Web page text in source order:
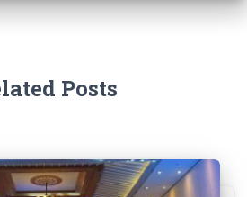
Posts